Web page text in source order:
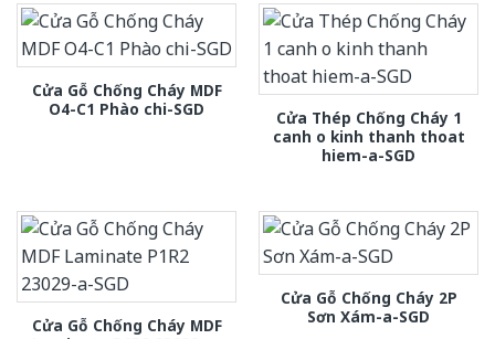
Cửa Gỗ Chống Cháy MDF
O4-C1 Phào chi-SGD
Cửa Thép Chống Cháy 1
canh o kinh thanh thoat
hiem-a-SGD
Cửa Gỗ Chống Cháy MDF
Cửa Gỗ Chống Cháy 2P
Sơn Xám-a-SGD